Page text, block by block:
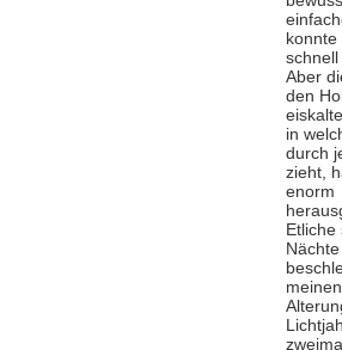
konnte
schnell
Aber
den
in
durch
zieht,
enorm
Etliche
Nächte
meinen